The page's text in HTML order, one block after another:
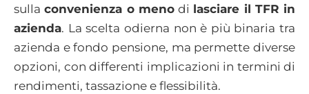
sullaconvenienza o menodi lasciare il TFR in
azienda. La scelta odierna non è più binaria tra
azienda e fondo pensione, ma permette diverse
opzioni, con differenti implicazioni in termini di
rendimenti, tassazione e flessibilità.